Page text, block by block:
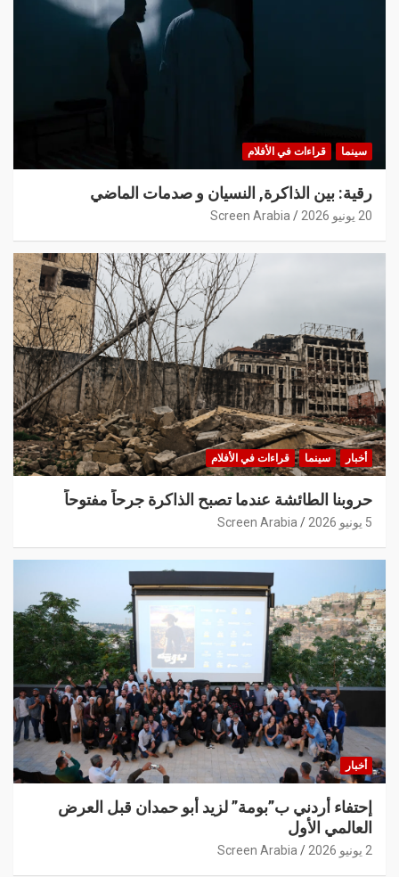
سينما قراءات في الأفلام
رقية: بين الذاكرة, النسيان و صدمات الماضي
20 يونيو 2026 Screen Arabia
أخبار سينما قراءات في الأفلام
حروبنا الطائشة عندما تصبح الذاكرة جرحاً مفتوحاً
5 يونيو 2026 Screen Arabia
أخبار
إحتفاء أردني ب”بومة” لزيد أبو حمدان قبل العرض
العالمي الأول
2 يونيو 2026 Screen Arabia